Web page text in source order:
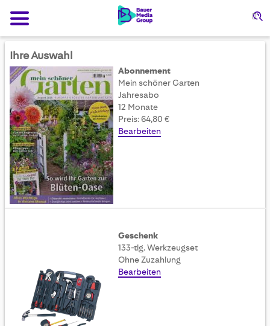
Ihre Auswahl
Abonnement
Mein schöner Garten
Jahresabo
12 Monate
Preis: 64,80 €
Bearbeiten
Geschenk
133-tlg. Werkzeugset
Ohne Zuzahlung
Bearbeiten